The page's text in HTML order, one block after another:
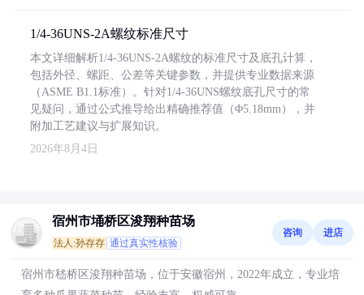
1/4-36UNS-2A螺纹标准尺寸
本文详细解析1/4-36UNS-2A螺纹的标准尺寸及底孔计算，
包括外径、螺距、公差等关键参数，并提供专业数据来源
（ASME B1.1标准）。针对1/4-36UNS螺纹底孔尺寸的常
见疑问，通过公式推导给出精确推荐值（Φ5.18mm），并
附加工艺建议与扩展知识。
2026年8月4日
宿州市埇桥区浚翔种苗场
法人:孙存存 通过真实性核验
咨询 进店
宿州市嵇桥区浚翔种苗场，位于安徽宿州，2022年成立，专业培